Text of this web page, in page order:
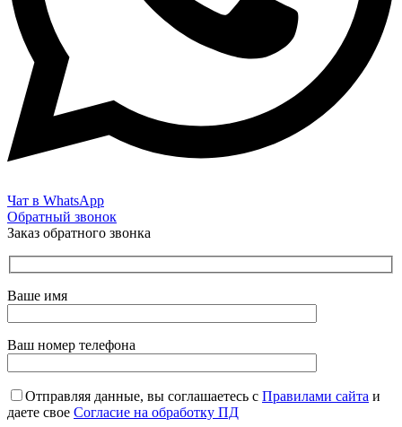
Чат в WhatsApp
Обратный звонок
Заказ обратного звонка
Ваше имя
Ваш номер телефона
Отправляя данные, вы соглашаетесь с Правилами сайта и
даете свое Согласие на обработку ПД